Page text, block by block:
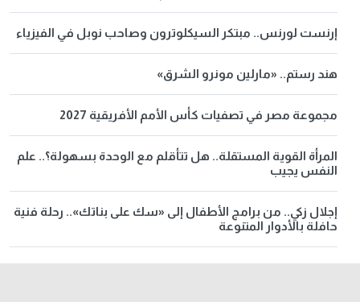
إرنست لورنس.. مبتكر السيكلوترون وصاحب نوبل في الفيزياء
هند رستم.. «مارلين مونرو الشرق»
مجموعة مصر في تصفيات كأس الأمم الأفريقية 2027
المرأة القوية المستقلة.. هل تتأقلم مع الوحدة بسهولة؟.. علم
النفس يجيب
إجلال زكي.. من برامج الأطفال إلى «سك على بناتك».. رحلة فنية
حافلة بالأدوار المتنوعة